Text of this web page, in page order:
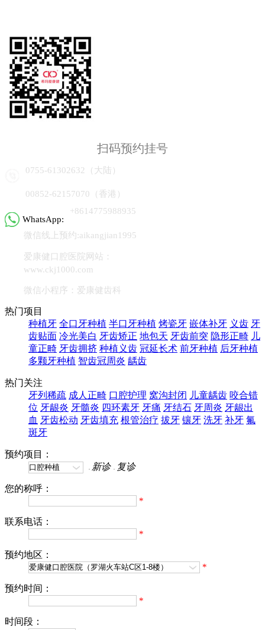
扫码预约挂号
0755-61302632（大陆）
00852-62157070（香港）
WhatsApp:
+8614775988935
微信线上预约:aikangjian1995
爱康健口腔医院网站：
www.ckj1000.com
微信小程序：爱康健齿科
热门项目
种植牙 全口牙种植 半口牙种植 烤瓷牙 嵌体补牙 义齿 牙
齿贴面 冷光美白 牙齿矫正 地包天 牙齿前突 隐形正畸 儿
童正畸 牙齿拥挤 种植义齿 冠延长术 前牙种植 后牙种植
多颗牙种植 智齿冠周炎 龋齿
热门关注
牙列稀疏 成人正畸 口腔护理 窝沟封闭 儿童龋齿 咬合错
位 牙龈炎 牙髓炎 四环素牙 牙痛 牙结石 牙周炎 牙龈出
血 牙齿松动 牙齿填充 根管治疗 拔牙 镶牙 洗牙 补牙 氟
斑牙
预约项目：
新诊
复诊
您的称呼：
*
联系电话：
*
预约地区：
*
预约时间：
*
时间段：